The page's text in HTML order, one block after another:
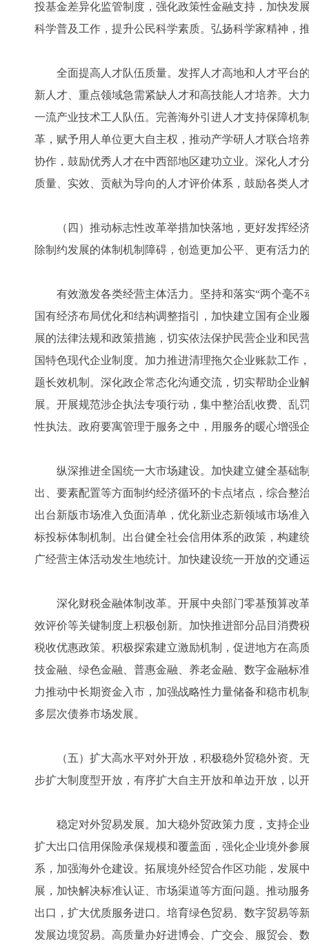
投基金差异化监管制度，强化政策性金融支持，加快发
科学普及工作，提升公民科学素质。弘扬科学家精神，
全面提高人才队伍质量。发挥人才高地和人才平台
新人才、重点领域急需紧缺人才和高技能人才培养。大
一流产业技术工人队伍。完善海外引进人才支持保障机
革，赋予用人单位更大自主权，推动产学研人才联合培
协作，鼓励优秀人才在中西部地区建功立业。深化人才
质量、实效、贡献为导向的人才评价体系，鼓励各类人
（四）推动标志性改革举措加快落地，更好发挥经
除制约发展的体制机制障碍，创造更加公平、更有活力
有效激发各类经营主体活力。坚持和落实“两个毫不
国有经济布局优化和结构调整指引，加快建立国有企业
展的法律法规和政策措施，切实依法保护民营企业和民
国特色现代企业制度。加力推进清理拖欠企业账款工作
题长效机制。深化政企常态化沟通交流，切实帮助企业
展。开展规范涉企执法专项行动，集中整治乱收费、乱
性执法。政府要寓管理于服务之中，用服务的暖心增强
纵深推进全国统一大市场建设。加快建立健全基础
出、要素配置等方面制约经济循环的卡点堵点，综合整
出台新版市场准入负面清单，优化新业态新领域市场准
标投标体制机制。出台健全社会信用体系的政策，构建
广经营主体活动发生地统计。加快建设统一开放的交通
深化财税金融体制改革。开展中央部门零基预算改
效评价等关键制度上积极创新。加快推进部分品目消费
税收优惠政策。积极探索建立激励机制，促进地方在高
技金融、绿色金融、普惠金融、养老金融、数字金融标
力推动中长期资金入市，加强战略性力量储备和稳市机
多层次债券市场发展。
（五）扩大高水平对外开放，积极稳外贸稳外资。
步扩大制度型开放，有序扩大自主开放和单边开放，以
稳定对外贸易发展。加大稳外贸政策力度，支持企
扩大出口信用保险承保规模和覆盖面，强化企业境外参
系，加强海外仓建设。拓展境外经贸合作区功能，发展
展，加快解决标准认证、市场渠道等方面问题。推动服
出口，扩大优质服务进口。培育绿色贸易、数字贸易等
发展边境贸易。高质量办好进博会、广交会、服贸会、